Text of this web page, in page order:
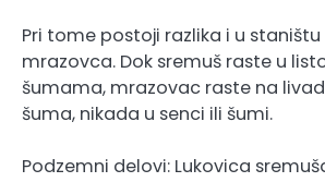
Pri tome postoji razlika i u staništu
mrazovca. Dok sremuš raste u
šumama, mrazovac raste na
šuma, nikada u senci ili šumi.
Podzemni delovi: Lukovica